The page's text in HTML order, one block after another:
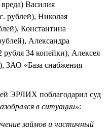
Василия
Николая
Константина
Александра
34 копейки), Алексея
«База снабжения
ЭРЛИХ поблагодарил суд
в ситуации»:
займов и частичный